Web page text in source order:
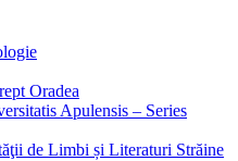
Oradea
Apulensis – Series
de Limbi și Literaturi Străine